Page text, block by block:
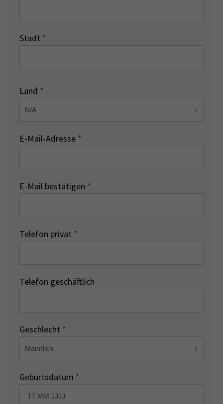
Stadt *
Land *
E-Mail-Adresse *
E-Mail bestätigen *
Telefon privat *
Telefon geschäftlich
Geschlecht *
Geburtsdatum *